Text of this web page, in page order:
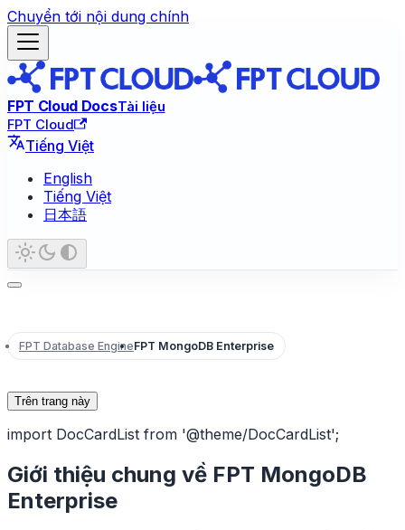
Chuyển tới nội dung chính
FPT Cloud DocsTài liệu
FPT Cloud
Tiếng Việt
English
Tiếng Việt
日本語
FPT Database EngineFPT MongoDB Enterprise
Trên trang này
import DocCardList from '@theme/DocCardList';
Giới thiệu chung về FPT MongoDB
Enterprise